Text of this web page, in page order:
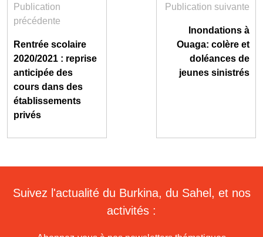
Publication
précédente
Rentrée scolaire
2020/2021 : reprise
anticipée des
cours dans des
établissements
privés
Publication suivante
Inondations à
Ouaga: colère et
doléances de
jeunes sinistrés
Suivez l'actualité du Burkina, du Sahel, et nos
activités :